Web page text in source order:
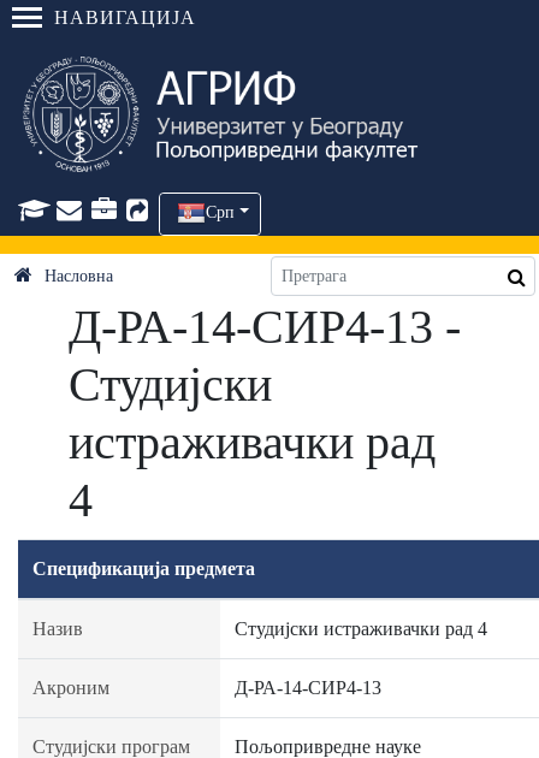
НАВИГАЦИЈА
Срп
Насловна
Д-РА-14-СИР4-13 -
Студијски
истраживачки рад
4
Спецификација предмета
Назив Студијски истраживачки рад 4
Акроним Д-РА-14-СИР4-13
Студијски програм Пољопривредне науке